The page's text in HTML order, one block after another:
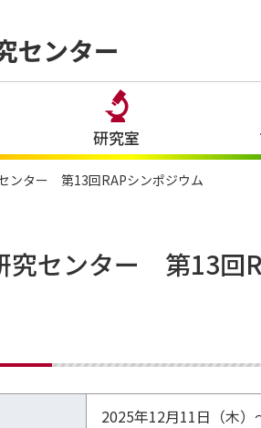
研究室
ンター 第13回RAPシンポジウム
究センター 第13回
2025年12月11日（木）